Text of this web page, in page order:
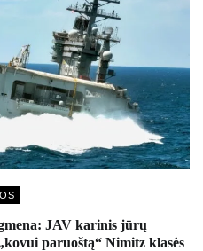
JAV karinis jūrų
paruoštą“ Nimitz klasės